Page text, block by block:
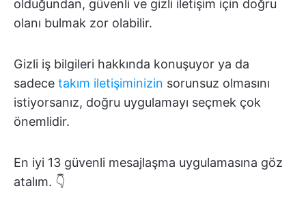
olduğundan, güvenli ve gizli iletişim için doğru
olanı bulmak zor olabilir.
Gizli iş bilgileri hakkında konuşuyor ya da
sadece takım iletişiminizin sorunsuz olmasını
istiyorsanız, doğru uygulamayı seçmek çok
önemlidir.
En iyi 13 güvenli mesajlaşma uygulamasına göz
atalım. 👇